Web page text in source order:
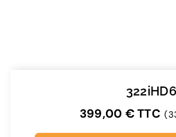
399,00 €TTC